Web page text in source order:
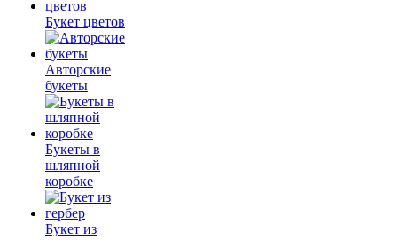
Букет цветов
Авторские
букеты
Букеты в
шляпной
коробке
Букет из